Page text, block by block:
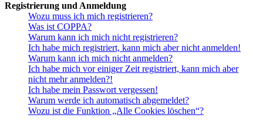
Registrierung und Anmeldung
Wozu muss ich mich registrieren?
Was ist COPPA?
Warum kann ich mich nicht registrieren?
Ich habe mich registriert, kann mich aber nicht anmelden!
Warum kann ich mich nicht anmelden?
Ich habe mich vor einiger Zeit registriert, kann mich aber
nicht mehr anmelden?!
Ich habe mein Passwort vergessen!
Warum werde ich automatisch abgemeldet?
Wozu ist die Funktion „Alle Cookies löschen“?